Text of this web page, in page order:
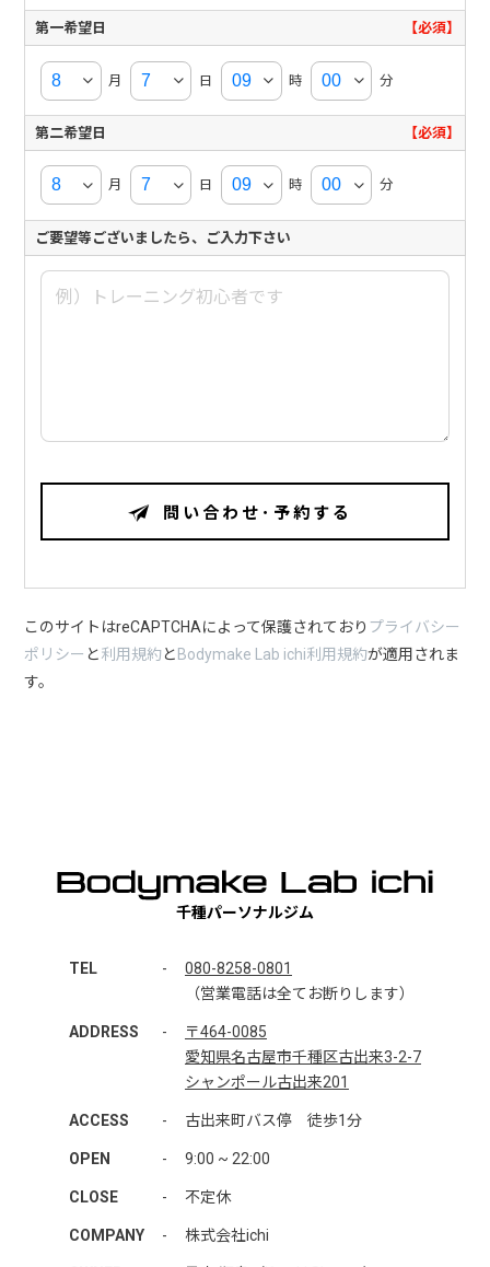
第一希望日 【必須】
月 日 時 分
第二希望日 【必須】
月 日 時 分
ご要望等ございましたら、ご入力下さい
問い合わせ･予約する
このサイトはreCAPTCHAによって保護されており プライバシー
ポリシー と利用規約と Bodymake Lab ichi利用規約が適用されま
す。
千種パーソナルジム
TEL -
080-8258-0801
（営業電話は全てお断りします）
ADDRESS -
〒464-0085
愛知県名古屋市千種区古出来3-2-7
シャンポール古出来201
ACCESS - 古出来町バス停 徒歩1分
OPEN - 9:00 ~ 22:00
CLOSE - 不定休
COMPANY - 株式会社ichi